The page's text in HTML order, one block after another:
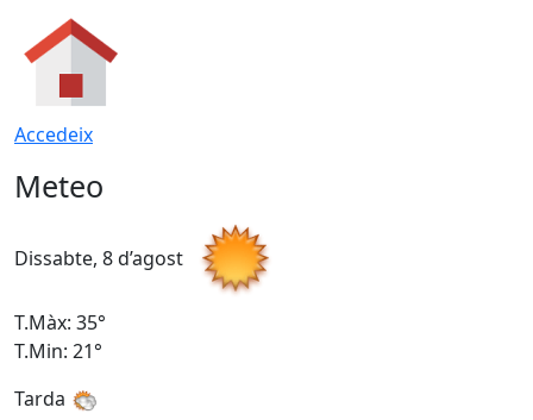
Accedeix
Meteo
Dissabte, 8 d’agost
T.Màx: 35°
T.Min: 21°
Tarda